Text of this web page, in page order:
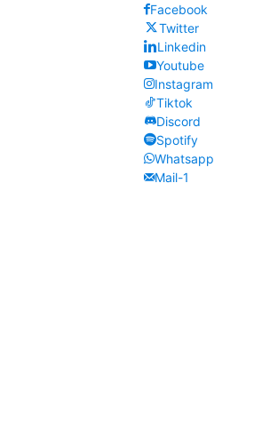
Facebook
Twitter
Linkedin
Youtube
Instagram
Tiktok
Discord
Spotify
Whatsapp
Mail-1